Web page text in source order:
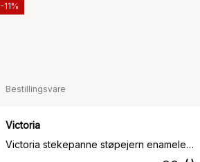
Bestillingsvare
Victoria
Victoria stekepanne støpejern enameled, Ø25 cm
-11%